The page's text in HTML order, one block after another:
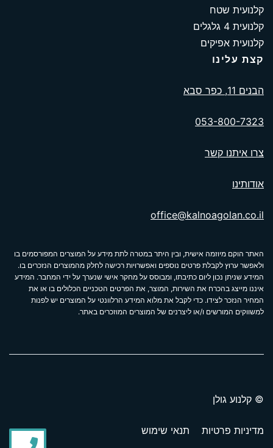
קלנועית שטח
קלנועית 4 גלגלים
קלנועית אפיקים
קצת עלינו
הבנים 11, כפר סבא
053-800-7323
צרו איתנו קשר
אודותינו
office@kalnoagolan.co.il
האתר הוקם מיוזמה אישית, ובין היתר במטרה לתת מידע על המוצרים המפורסמים בו
ולאפשר ערוץ לקבלת פרטים נוספים ואפשרויות רכישה לחלק מהמוצרים הנזכרים בו.
המידע שניתן נכון ליום כתיבתו, ומבוסס על מחקר אישי שנערך על ידי המחבר. המידע
איננו מייצג בהכרח את השירות, המוצר, את הפרטים הטכניים הכלולים בו או את
המחיר הנזכר לצידו. כדי לקבל את מלוא המידע הרלוונטי על המוצרים יש לפנות
למשווקים המורשים ו/או ליצרנים של המוצרים המוזכרים באתר.
© קלנוע גולן
מדיניות פרטיות תנאי שימוש